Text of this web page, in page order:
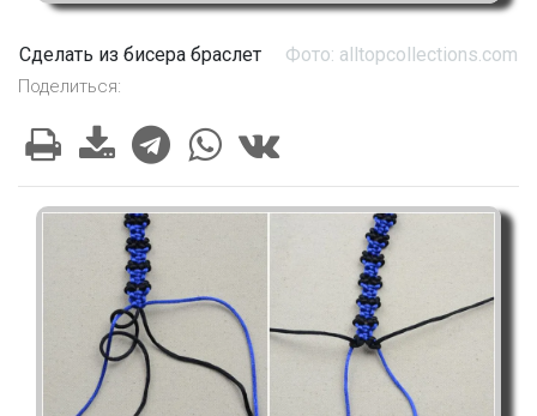
Сделать из бисера браслет Фото: alltopcollections.com
Поделиться: